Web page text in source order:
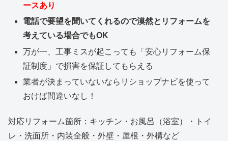
ースあり
電話で要望を聞いてくれるので漠然とリフォームを
考えている場合でもOK
万が一、工事ミスが起こっても「安心リフォーム保
証制度」で損害を保証してもらえる
業者が決まっていないならリショップナビを使って
おけば間違いなし！
対応リフォーム箇所：キッチン・お風呂（浴室）・トイ
レ・洗面所・内装全般・外壁・屋根・外構など